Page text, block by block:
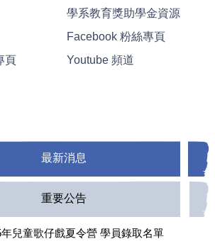
學系教育獎助學金資源
Facebook 粉絲專頁
頁
Youtube 頻道
最新消息
重要公告
年兒童歌仔戲夏令營 學員錄取名單